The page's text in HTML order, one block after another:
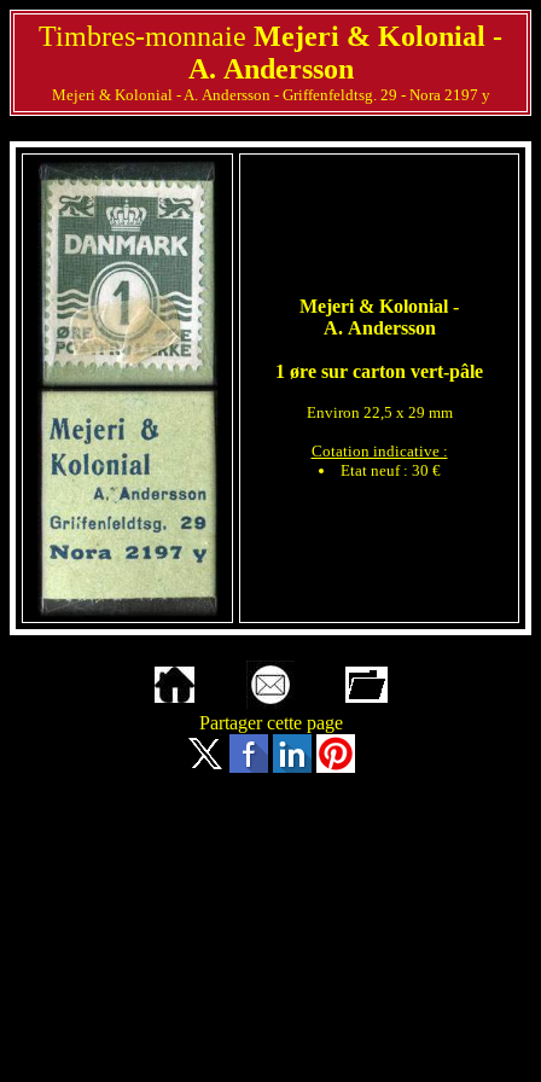
Timbres-monnaie Mejeri & Kolonial -
A. Andersson
Mejeri & Kolonial - A. Andersson - Griffenfeldtsg. 29 - Nora 2197 y
Mejeri & Kolonial -
A. Andersson
1 øre sur carton vert-pâle
Environ 22,5 x 29 mm
Cotation indicative :
Etat neuf : 30 €
Partager cette page